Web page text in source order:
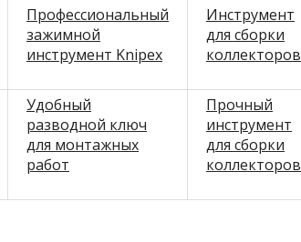
Профессиональный
зажимной
инструмент Knipex
Инструмент
для сборки
коллекторов
Удобный
разводной ключ
для монтажных
работ
Прочный
инструмент
для сборки
коллекторов